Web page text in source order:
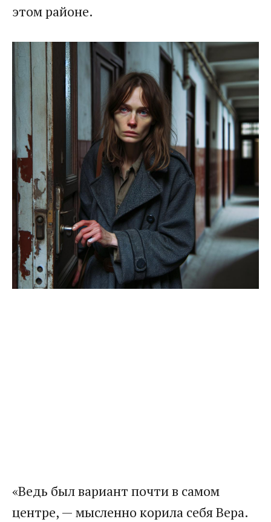
этом районе.
«Ведь был вариант почти в самом
центре, — мысленно корила себя Вера.